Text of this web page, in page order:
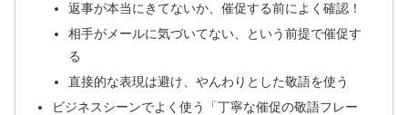
返事が本当にきてないか、催促する前によく確認！
相手がメールに気づいてない、という前提で催促す
る
直接的な表現は避け、やんわりとした敬語を使う
ビジネスシーンでよく使う「丁寧な催促の敬語フレー